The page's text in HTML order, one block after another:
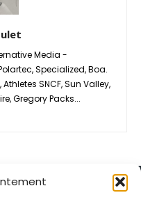
Media -
Specialized, Boa.
SNCF, Sun Valley,
Gregory Packs...